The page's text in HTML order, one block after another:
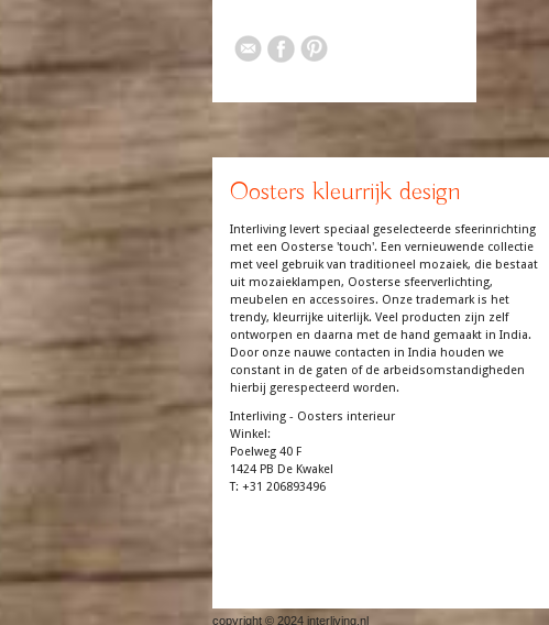
Oosters kleurrijk design
Interliving levert speciaal geselecteerde sfeerinrichting
met een Oosterse 'touch'. Een vernieuwende collectie
met veel gebruik van traditioneel mozaiek, die bestaat
uit mozaieklampen, Oosterse sfeerverlichting,
meubelen en accessoires. Onze trademark is het
trendy, kleurrijke uiterlijk. Veel producten zijn zelf
ontworpen en daarna met de hand gemaakt in India.
Door onze nauwe contacten in India houden we
constant in de gaten of de arbeidsomstandigheden
hierbij gerespecteerd worden.
Interliving - Oosters interieur
Winkel:
Poelweg 40 F
1424 PB De Kwakel
T: +31 206893496
copyright © 2024 interliving.nl